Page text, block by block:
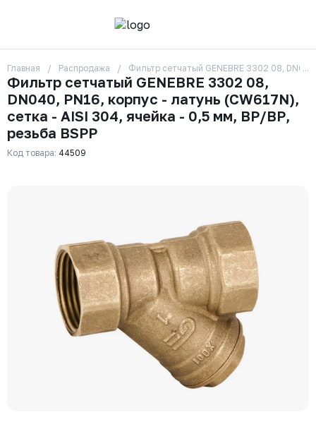
О компании
Контакты
Бренды
Отзывы
Сотрудники
Вакансии
Доставка
+7 (495) 215-24-81
Заказать звонок
zakaz325@ks-rus.com
Email для связи
Одинцово, Внуковская 9, пав. 31
Пункт выдачи заказов
Главная Распродажа Фильтр сетчатый GENEBRE 3302 08,
Фильтр сетчатый GENEBRE 3302 08,
DN040, PN16, корпус - латунь (CW617N),
сетка - AISI 304, ячейка - 0,5 мм, ВР/ВР,
резьба BSPP
Код товара: 44509